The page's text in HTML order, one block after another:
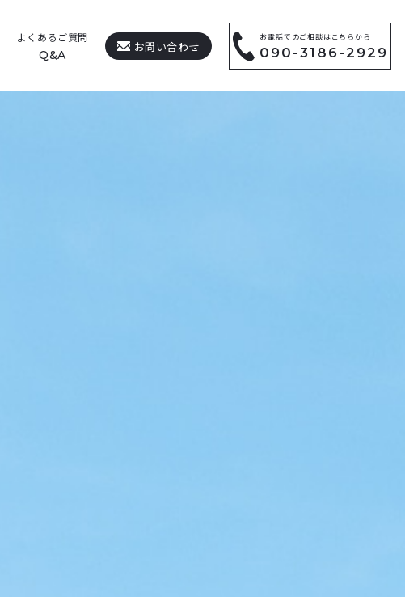
よくあるご質問
Q&A
お問い合わせ
お電話でのご相談はこちらから
090-3186-2929